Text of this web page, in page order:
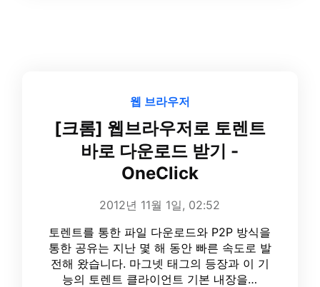
웹 브라우저
[크롬] 웹브라우저로 토렌트
바로 다운로드 받기 -
OneClick
2012년 11월 1일, 02:52
토렌트를 통한 파일 다운로드와 P2P 방식을
통한 공유는 지난 몇 해 동안 빠른 속도로 발
전해 왔습니다. 마그넷 태그의 등장과 이 기
능의 토렌트 클라이언트 기본 내장을…